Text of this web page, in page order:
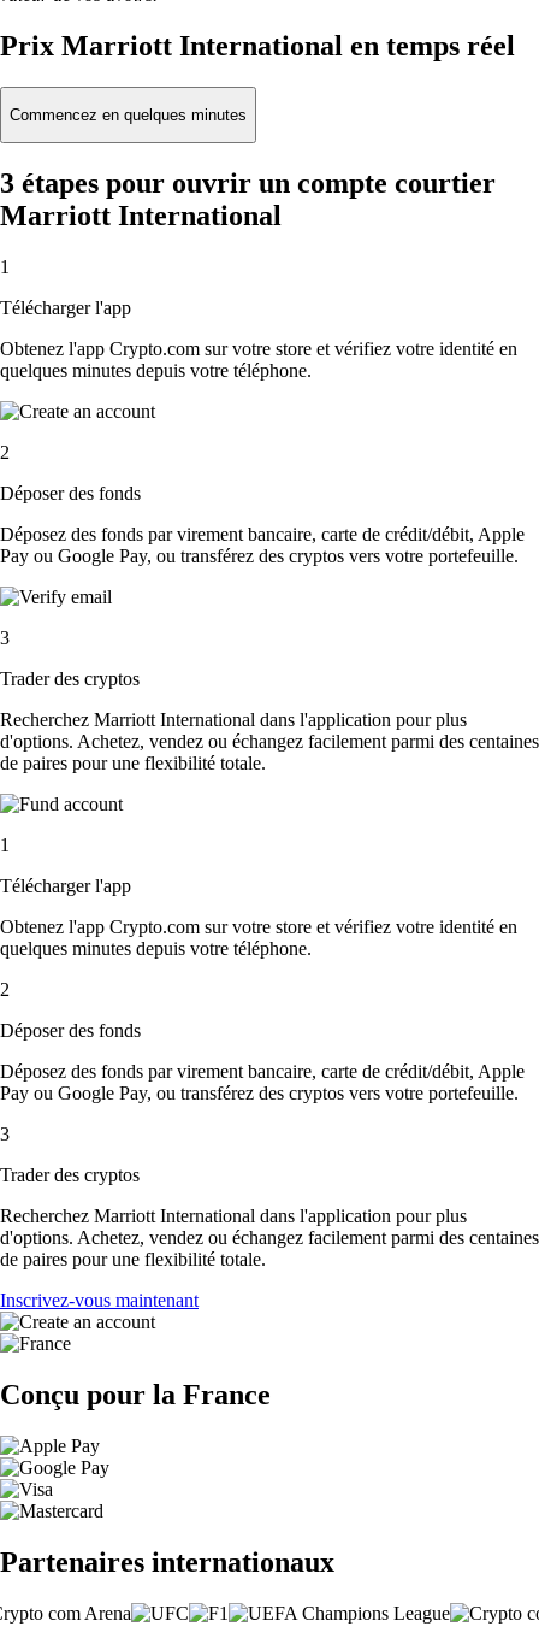
Prix Marriott International en temps réel
Commencez en quelques minutes
3 étapes pour ouvrir un compte courtier
Marriott International
1
Télécharger l'app
Obtenez l'app Crypto.com sur votre store et vérifiez votre identité en
quelques minutes depuis votre téléphone.
2
Déposer des fonds
Déposez des fonds par virement bancaire, carte de crédit/débit, Apple
Pay ou Google Pay, ou transférez des cryptos vers votre portefeuille.
3
Trader des cryptos
Recherchez Marriott International dans l'application pour plus
d'options. Achetez, vendez ou échangez facilement parmi des centaines
de paires pour une flexibilité totale.
1
Télécharger l'app
Obtenez l'app Crypto.com sur votre store et vérifiez votre identité en
quelques minutes depuis votre téléphone.
2
Déposer des fonds
Déposez des fonds par virement bancaire, carte de crédit/débit, Apple
Pay ou Google Pay, ou transférez des cryptos vers votre portefeuille.
3
Trader des cryptos
Recherchez Marriott International dans l'application pour plus
d'options. Achetez, vendez ou échangez facilement parmi des centaines
de paires pour une flexibilité totale.
Inscrivez-vous maintenant
Conçu pour la France
Partenaires internationaux